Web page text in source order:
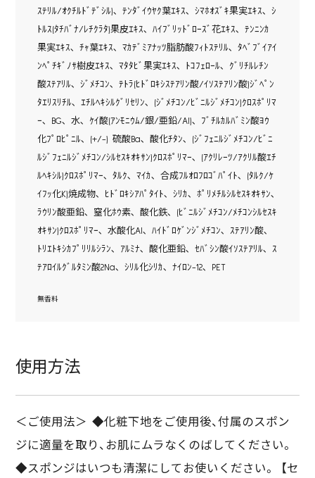
ｽﾃﾘﾙ/ｵｸﾁﾙﾄﾞﾃﾞｼﾙ)､ ﾃﾝﾀﾞｲｳﾔｸ葉ｴｷｽ､ ｼﾏﾎｵｽﾞｷ果実ｴｷｽ､ ｼ
ﾄﾙｽ(ﾀﾁﾊﾞﾅ/ﾚﾁｸﾗﾀ)果皮ｴｷｽ､ ﾊｲﾌﾞﾘｯﾄﾞﾛｰｽﾞ花ｴｷｽ､ ﾃﾝﾆﾝｶ
果実ｴｷｽ､ ﾁｬ葉ｴｷｽ､ ﾏｶﾃﾞﾐｱﾅｯﾂ脂肪酸ﾌｨﾄｽﾃﾘﾙ､ ﾀﾍﾞﾌﾞｲｱｲ
ﾝﾍﾟﾁｷﾞﾉｻ樹皮ｴｷｽ､ ﾏﾀﾀﾋﾞ果実ｴｷｽ､ ﾄｺﾌｪﾛｰﾙ､ ｸﾞﾘﾁﾙﾚﾁﾝ
酸ｽﾃｱﾘﾙ､ ｼﾞﾒﾁｺﾝ､ ﾃﾄﾗ(ﾋﾄﾞﾛｷｼｽﾃｱﾘﾝ酸/ｲｿｽﾃｱﾘﾝ酸)ｼﾞﾍﾟﾝ
ﾀｴﾘｽﾘﾁﾙ､ ｴﾁﾙﾍｷｼﾙｸﾞﾘｾﾘﾝ､ (ｼﾞﾒﾁｺﾝ/ﾋﾞﾆﾙｼﾞﾒﾁｺﾝ)ｸﾛｽﾎﾟﾘﾏ
ｰ､ BG､ 水､ ｹｲ酸(ｱﾝﾓﾆｳﾑ/銀/亜鉛/Al)､ ﾌﾞﾁﾙｶﾙﾊﾞﾐﾝ酸ﾖｳ
化ﾌﾟﾛﾋﾟﾆﾙ､ (+/-) 硫酸Ba､ 酸化ﾁﾀﾝ､ (ｼﾞﾌｪﾆﾙｼﾞﾒﾁｺﾝ/ﾋﾞﾆ
ﾙｼﾞﾌｪﾆﾙｼﾞﾒﾁｺﾝ/ｼﾙｾｽｷｵｷｻﾝ)ｸﾛｽﾎﾟﾘﾏｰ､ (ｱｸﾘﾚｰﾂ/ｱｸﾘﾙ酸ｴﾁ
ﾙﾍｷｼﾙ)ｸﾛｽﾎﾟﾘﾏｰ､ ﾀﾙｸ､ ﾏｲｶ､ 合成ﾌﾙｵﾛﾌﾛｺﾞﾊﾟｲﾄ､ (ﾀﾙｸ/ｹ
ｲﾌｯ化K)焼成物､ ﾋﾄﾞﾛｷｼｱﾊﾟﾀｲﾄ､ ｼﾘｶ､ ﾎﾟﾘﾒﾁﾙｼﾙｾｽｷｵｷｻﾝ､
ﾗｳﾘﾝ酸亜鉛､ 窒化ﾎｳ素､ 酸化鉄､ (ﾋﾞﾆﾙｼﾞﾒﾁｺﾝ/ﾒﾁｺﾝｼﾙｾｽｷ
ｵｷｻﾝ)ｸﾛｽﾎﾟﾘﾏｰ､ 水酸化Al､ ﾊｲﾄﾞﾛｹﾞﾝｼﾞﾒﾁｺﾝ､ ｽﾃｱﾘﾝ酸､
ﾄﾘｴﾄｷｼｶﾌﾟﾘﾘﾙｼﾗﾝ､ ｱﾙﾐﾅ､ 酸化亜鉛､ ｾﾊﾞｼﾝ酸ｲｿｽﾃｱﾘﾙ､ ｽ
ﾃｱﾛｲﾙｸﾞﾙﾀﾐﾝ酸2Na､ ｼﾘﾙ化ｼﾘｶ､ ﾅｲﾛﾝ-12､ PET
無香料
使用方法
＜ご使用法＞ ◆化粧下地をご使用後、付属のスポン
ジに適量を取り、お肌にムラなくのばしてください。
◆スポンジはいつも清潔にしてお使いください。 【セ